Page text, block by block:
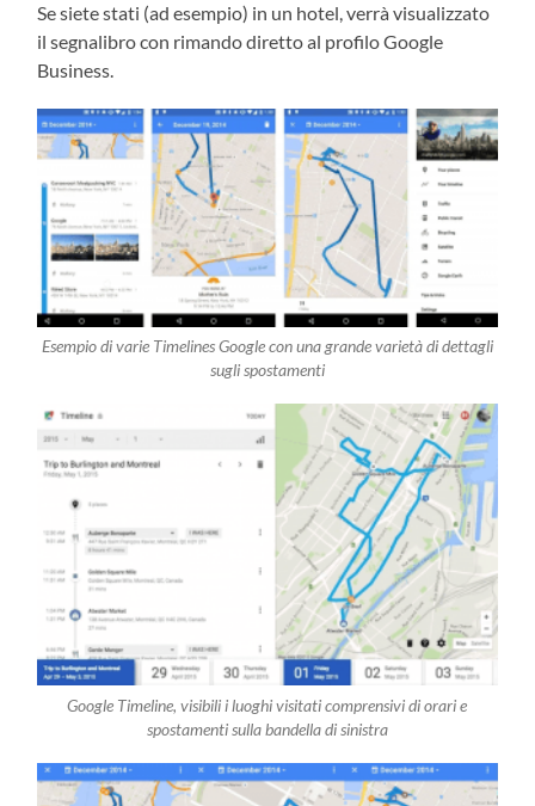
Se siete stati (ad esempio) in un hotel, verrà visualizzato
il segnalibro con rimando diretto al profilo Google
Business.
Esempio di varie Timelines Google con una grande varietà di dettagli
sugli spostamenti
Google Timeline, visibili i luoghi visitati comprensivi di orari e
spostamenti sulla bandella di sinistra